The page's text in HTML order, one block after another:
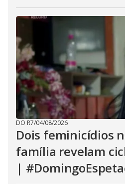
DO R7/04/08/2026
Dois feminicídios
família revelam
|